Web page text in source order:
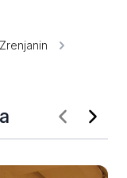
Zrenjanin